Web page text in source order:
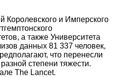
Королевского и Имперского
а также Университета
данных 81 337 человек,
что перенесли
степени тяжести.
The Lancet.